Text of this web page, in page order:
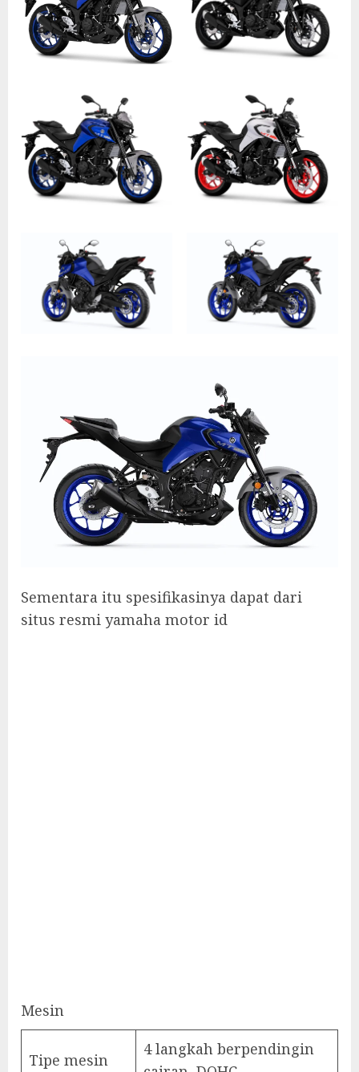
Sementara itu spesifikasinya dapat dari
situs resmi yamaha motor id
Mesin
Tipe mesin
4 langkah berpendingin